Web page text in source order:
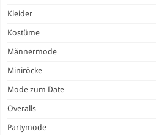
Kleider
Kostüme
Männermode
Miniröcke
Mode zum Date
Overalls
Partymode